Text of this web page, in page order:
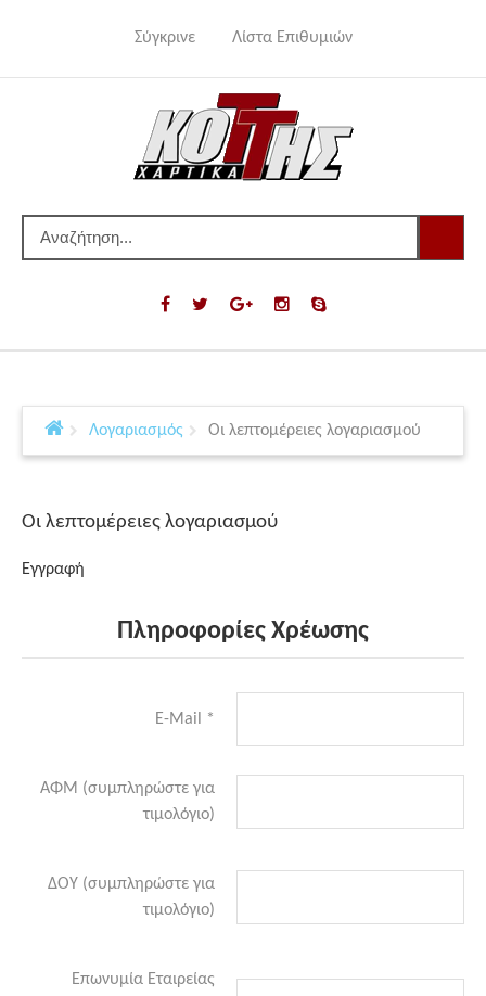
Σύγκρινε Λίστα Επιθυμιών
Λογαριασμός Οι λεπτομέρειες λογαριασμού
Οι λεπτομέρειες λογαριασμού
Εγγραφή
Πληροφορίες Χρέωσης
E-Mail *
ΑΦΜ (συμπληρώστε για
τιμολόγιο)
ΔΟΥ (συμπληρώστε για
τιμολόγιο)
Επωνυμία Εταιρείας